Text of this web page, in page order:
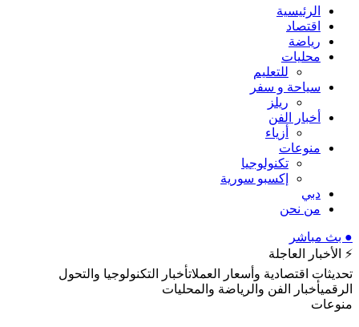
الرئيسية
اقتصاد
رياضة
محليات
للتعليم
سياحة و سفر
ريلز
أخبار الفن
أزياء
منوعات
تكنولوجيا
إكسبو سورية
دبي
من نحن
● بث مباشر
⚡ الأخبار العاجلة
تحديثات اقتصادية وأسعار العملاتأخبار التكنولوجيا والتحول
الرقميأخبار الفن والرياضة والمحليات
منوعات